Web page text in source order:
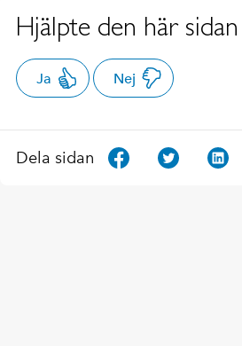
Hjälpte den här sidan
Ja Nej
Dela sidan